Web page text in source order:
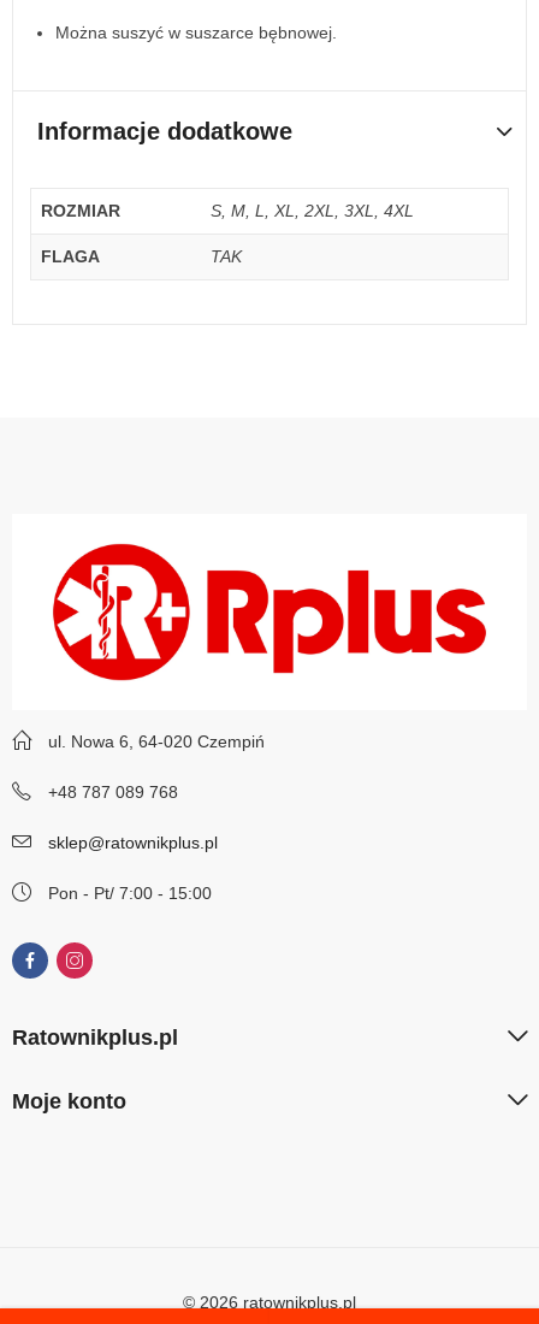
Można suszyć w suszarce bębnowej.
Informacje dodatkowe
ROZMIAR S, M, L, XL, 2XL, 3XL, 4XL
FLAGA TAK
ul. Nowa 6, 64-020 Czempiń
+48 787 089 768
sklep@ratownikplus.pl
Pon - Pt/ 7:00 - 15:00
Ratownikplus.pl
Moje konto
© 2026 ratownikplus.pl